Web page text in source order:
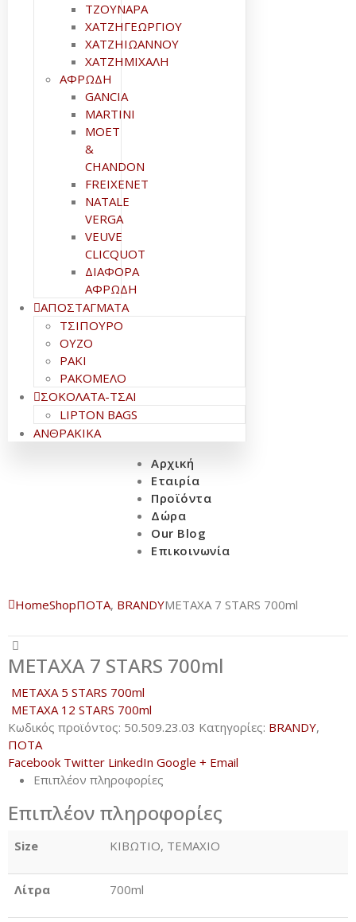
ΤΖΟΥΝΑΡΑ
ΧΑΤΖΗΓΕΩΡΓΙΟΥ
ΧΑΤΖΗΙΩΑΝΝΟΥ
ΧΑΤΖΗΜΙΧΑΛΗ
ΑΦΡΩΔΗ
GANCIA
MARTINI
MOET
&
CHANDON
FREIXENET
NATALE
VERGA
VEUVE
CLICQUOT
ΔΙΑΦΟΡΑ
ΑΦΡΩΔΗ
ΑΠΟΣΤΑΓΜΑΤΑ
ΤΣΙΠΟΥΡΟ
ΟΥΖΟ
ΡΑΚΙ
ΡΑΚΟΜΕΛΟ
ΣΟΚΟΛΑΤΑ-ΤΣΑΙ
LIPTON BAGS
ΑΝΘΡΑΚΙΚΑ
Αρχική
Εταιρία
Προϊόντα
Δώρα
Our Blog
Επικοινωνία
HomeShopΠΟΤΑ, BRANDYMETAXA 7 STARS 700ml
METAXA 7 STARS 700ml
METAXA 5 STARS 700ml
METAXA 12 STARS 700ml
Κωδικός προϊόντος: 50.509.23.03 Κατηγορίες: BRANDY,
ΠΟΤΑ
Facebook Twitter LinkedIn Google + Email
Επιπλέον πληροφορίες
Επιπλέον πληροφορίες
Size ΚΙΒΩΤΙΟ, ΤΕΜΑΧΙΟ
Λίτρα 700ml